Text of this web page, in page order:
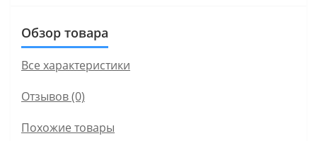
Обзор товара
Все характеристики
Отзывов (0)
Похожие товары